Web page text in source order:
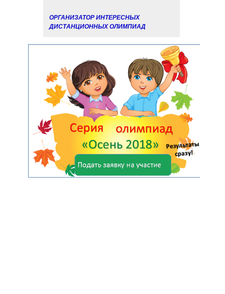
ОРГАНИЗАТОР ИНТЕРЕСНЫХ
ДИСТАНЦИОННЫХ ОЛИМПИАД